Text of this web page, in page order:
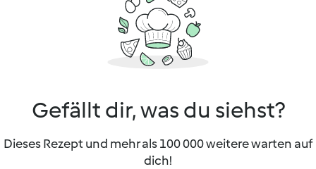
Gefällt dir, was du siehst?
Dieses Rezept und mehr als 100 000 weitere warten auf
dich!